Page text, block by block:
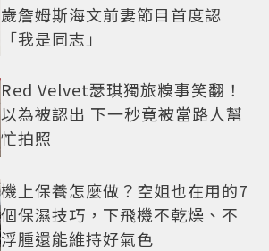
歲詹姆斯海文前妻節目首度認
「我是同志」
Red Velvet瑟琪獨旅糗事笑翻！
以為被認出 下一秒竟被當路人幫
忙拍照
機上保養怎麼做？空姐也在用的7
個保濕技巧，下飛機不乾燥、不
浮腫還能維持好氣色